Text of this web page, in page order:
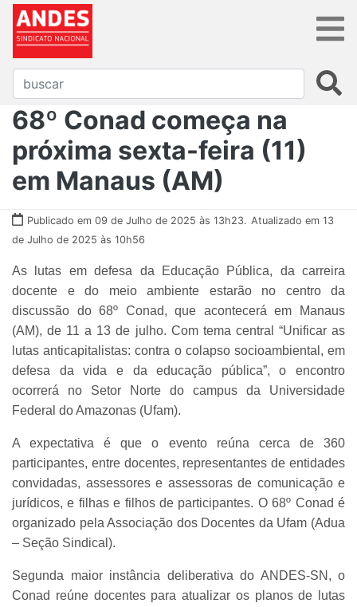
68º Conad começa na
próxima sexta-feira (11)
em Manaus (AM)
Publicado em 09 de Julho de 2025 às 13h23. Atualizado em 13
de Julho de 2025 às 10h56
As lutas em defesa da Educação Pública, da carreira
docente e do meio ambiente estarão no centro da
discussão do 68º Conad, que acontecerá em Manaus
(AM), de 11 a 13 de julho. Com tema central “Unificar as
lutas anticapitalistas: contra o colapso socioambiental, em
defesa da vida e da educação pública”, o encontro
ocorrerá no Setor Norte do campus da Universidade
Federal do Amazonas (Ufam).
A expectativa é que o evento reúna cerca de 360
participantes, entre docentes, representantes de entidades
convidadas, assessores e assessoras de comunicação e
jurídicos, e filhas e filhos de participantes. O 68º Conad é
organizado pela Associação dos Docentes da Ufam (Adua
– Seção Sindical).
Segunda maior instância deliberativa do ANDES-SN, o
Conad reúne docentes para atualizar os planos de lutas